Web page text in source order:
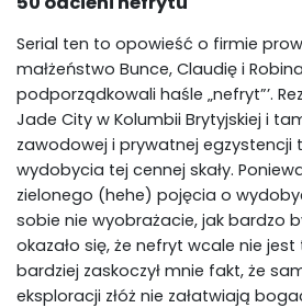
Serial ten to opowieść o firmie
małżeństwo Bunce, Claudię i
podporządkowali haśle „nefryt”’.
Jade City w Kolumbii Brytyjskiej i
zawodowej i prywatnej egzystencji
wydobycia tej cennej skały.
zielonego (hehe) pojęcia o
sobie nie wyobrażacie, jak bardzo
okazało się, że nefryt wcale nie jest
bardziej zaskoczył mnie fakt, że
eksploracji złóż nie załatwiają